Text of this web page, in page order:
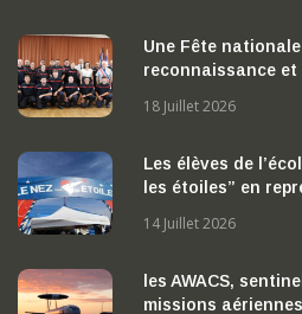
Une Fête
reconnaissance
18 Juillet 2026
Les élèves de
les étoiles” en
14 Juillet 2026
les AWACS,
missions aériennes